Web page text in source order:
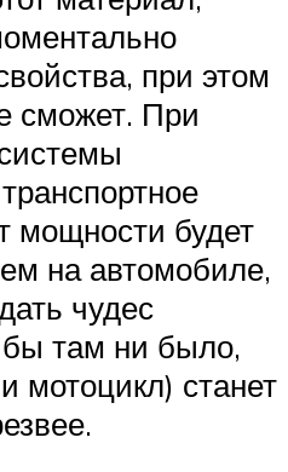
при этом
сможет. При
мощности будет
на автомобиле,
чудес
бы там ни было,
мотоцикл) станет